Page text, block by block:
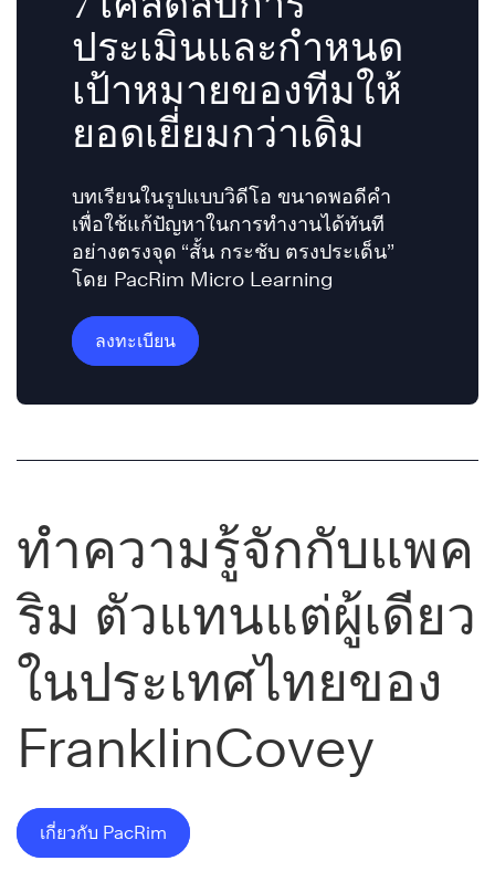
ประเมินและกำหนด
เป้าหมายของทีมให้
ยอดเยี่ยมกว่าเดิม
บทเรียนในรูปแบบวิดีโอ ขนาดพอดีคำ
เพื่อใช้แก้ปัญหาในการทำงานได้ทันที
อย่างตรงจุด “สั้น กระชับ ตรงประเด็น”
โดย PacRim Micro Learning
ลงทะเบียน
ทำความรู้จักกับแพค
ริม ตัวแทนแต่ผู้เดียว
ในประเทศไทยของ
FranklinCovey
เกี่ยวกับ PacRim